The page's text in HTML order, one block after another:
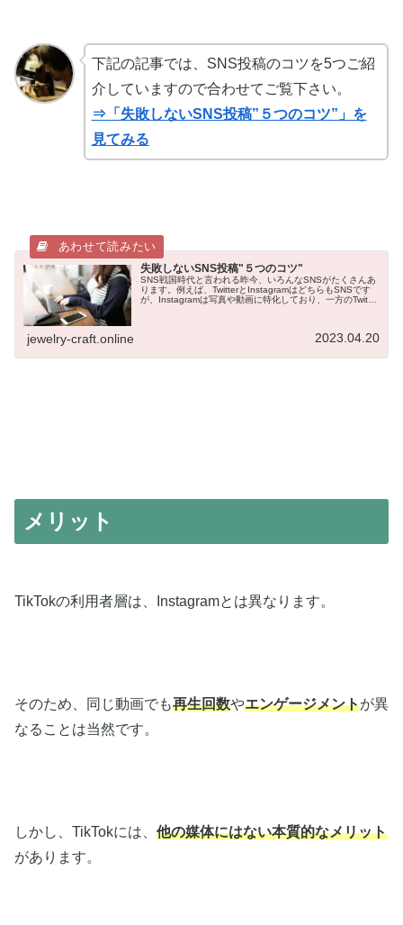
下記の記事では、SNS投稿のコツを5つご紹
介していますので合わせてご覧下さい。
⇒「失敗しないSNS投稿”５つのコツ”」を
見てみる
失敗しないSNS投稿"５つのコツ"
SNS戦国時代と言われる昨今、いろんなSNSがたくさんあ
ります。例えば、TwitterとInstagramはどちらもSNSです
が、Instagramは写真や動画に特化しており、一方のTwitter
jewelry-craft.online 2023.04.20
メリット
TikTokの利用者層は、Instagramとは異なります。
そのため、同じ動画でも再生回数やエンゲージメントが異
なることは当然です。
しかし、TikTokには、 他の媒体にはない本質的なメリット
があります。